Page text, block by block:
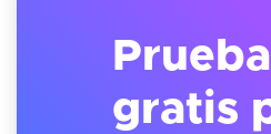
gratis